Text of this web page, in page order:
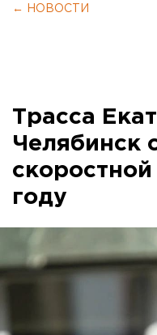
← НОВОСТИ
Трасса
Челябинск
году